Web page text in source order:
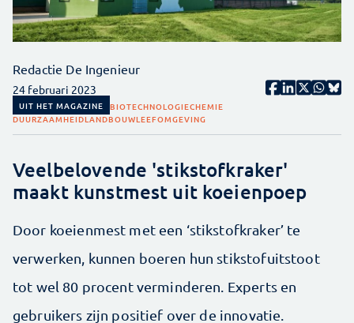
Redactie De Ingenieur
24 februari 2023
UIT HET MAGAZINE BIOTECHNOLOGIECHEMIE
DUURZAAMHEIDLANDBOUWLEEFOMGEVING
Veelbelovende 'stikstofkraker'
maakt kunstmest uit koeienpoep
Door koeienmest met een ‘stikstofkraker’ te
verwerken, kunnen boeren hun stikstofuitstoot
tot wel 80 procent verminderen. Experts en
gebruikers zijn positief over de inno­vatie.